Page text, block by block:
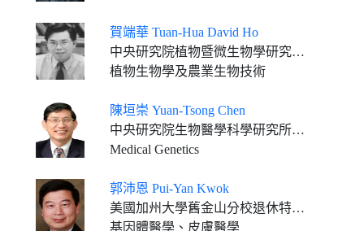
賀端華 Tuan-Hua David Ho
中央研究院植物暨微生物學研究所客座講座 Professor Emeritus, Department of Biology, Washington University
植物生物學及農業生物技術
陳垣崇 Yuan-Tsong Chen
中央研究院生物醫學科學研究所通信研究員
Medical Genetics
郭沛恩 Pui-Yan Kwok
美國加州大學舊金山分校退休特聘教授
基因體醫學、皮膚醫學